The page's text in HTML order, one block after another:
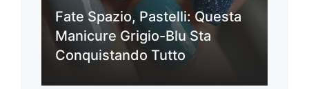
Fate Spazio, Pastelli: Questa
Manicure Grigio-Blu Sta
Conquistando Tutto